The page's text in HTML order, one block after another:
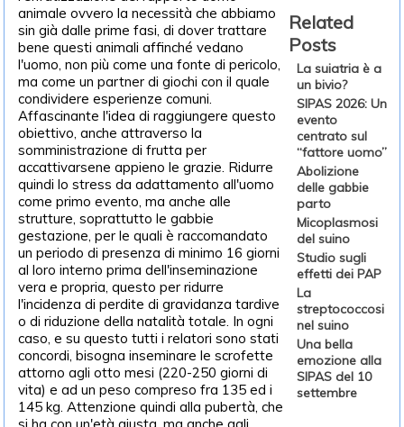
animale ovvero la necessità che abbiamo
sin già dalle prime fasi, di dover trattare
bene questi animali affinché vedano
l'uomo, non più come una fonte di pericolo,
ma come un partner di giochi con il quale
condividere esperienze comuni.
Affascinante l'idea di raggiungere questo
obiettivo, anche attraverso la
somministrazione di frutta per
accattivarsene appieno le grazie. Ridurre
quindi lo stress da adattamento all'uomo
come primo evento, ma anche alle
strutture, soprattutto le gabbie
gestazione, per le quali è raccomandato
un periodo di presenza di minimo 16 giorni
al loro interno prima dell'inseminazione
vera e propria, questo per ridurre
l'incidenza di perdite di gravidanza tardive
o di riduzione della natalità totale. In ogni
caso, e su questo tutti i relatori sono stati
concordi, bisogna inseminare le scrofette
attorno agli otto mesi (220-250 giorni di
vita) e ad un peso compreso fra 135 ed i
145 kg. Attenzione quindi alla pubertà, che
Related
Posts
La suiatria è a
un bivio?
SIPAS 2026: Un
evento
centrato sul
“fattore uomo”
Abolizione
delle gabbie
parto
Micoplasmosi
del suino
Studio sugli
effetti dei PAP
La
streptococcosi
nel suino
Una bella
emozione alla
SIPAS del 10
settembre